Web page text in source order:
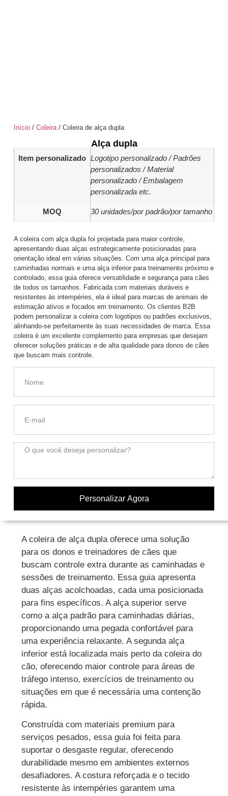
Início/ Coleira/ Coleira de alça dupla
Alça dupla
Item personalizado Logotipo personalizado / Padrões
personalizados / Material
personalizado / Embalagem
personalizada etc.
MOQ 30 unidades/por padrão/por tamanho
A coleira com alça dupla foi projetada para maior controle,
apresentando duas alças estrategicamente posicionadas para
orientação ideal em várias situações. Com uma alça principal para
caminhadas normais e uma alça inferior para treinamento próximo e
controlado, essa guia oferece versatilidade e segurança para cães
de todos os tamanhos. Fabricada com materiais duráveis e
resistentes às intempéries, ela é ideal para marcas de animais de
estimação ativos e focados em treinamento. Os clientes B2B
podem personalizar a coleira com logotipos ou padrões exclusivos,
alinhando-se perfeitamente às suas necessidades de marca. Essa
coleira é um excelente complemento para empresas que desejam
oferecer soluções práticas e de alta qualidade para donos de cães
que buscam mais controle.
Personalizar Agora
A coleira de alça dupla oferece uma solução
para os donos e treinadores de cães que
buscam controle extra durante as caminhadas e
sessões de treinamento. Essa guia apresenta
duas alças acolchoadas, cada uma posicionada
para fins específicos. A alça superior serve
como a alça padrão para caminhadas diárias,
proporcionando uma pegada confortável para
uma experiência relaxante. A segunda alça
inferior está localizada mais perto da coleira do
cão, oferecendo maior controle para áreas de
tráfego intenso, exercícios de treinamento ou
situações em que é necessária uma contenção
rápida.
Construída com materiais premium para
serviços pesados, essa guia foi feita para
suportar o desgaste regular, oferecendo
durabilidade mesmo em ambientes externos
desafiadores. A costura reforçada e o tecido
resistente às intempéries garantem uma